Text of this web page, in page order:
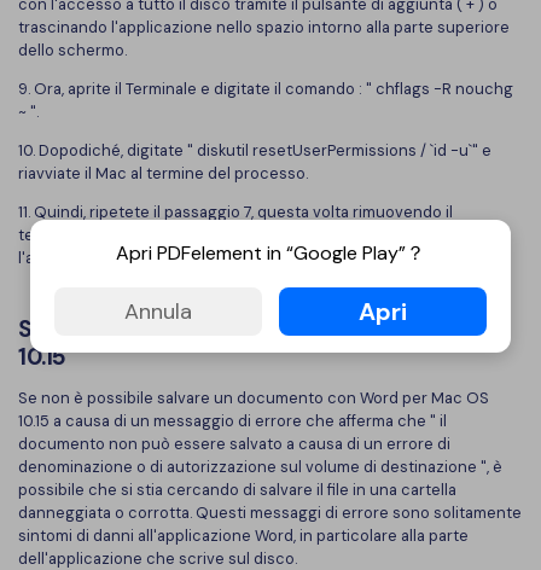
con l'accesso a tutto il disco tramite il pulsante di aggiunta ( + ) o
trascinando l'applicazione nello spazio intorno alla parte superiore
dello schermo.
9. Ora, aprite il Terminale e digitate il comando : " chflags -R nouchg
~ ".
10. Dopodiché, digitate " diskutil resetUserPermissions / `id -u`" e
riavviate il Mac al termine del processo.
11. Quindi, ripetete il passaggio 7, questa volta rimuovendo il
terminale dall'elenco delle applicazioni che funzionano con
l'accesso all'intero disco.
Soluzione 2 : Reinstallare Word su Mac OS
10.15
Se non è possibile salvare un documento con Word per Mac OS
10.15 a causa di un messaggio di errore che afferma che " il
documento non può essere salvato a causa di un errore di
denominazione o di autorizzazione sul volume di destinazione ", è
possibile che si stia cercando di salvare il file in una cartella
danneggiata o corrotta. Questi messaggi di errore sono solitamente
sintomi di danni all'applicazione Word, in particolare alla parte
dell'applicazione che scrive sul disco.
Apri PDFelement in “Google Play”？
Annula Apri